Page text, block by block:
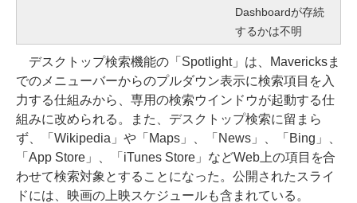
Dashboardが存続
するかは不明
デスクトップ検索機能の「Spotlight」は、Mavericksま
でのメニューバーからのプルダウン表示に検索項目を入
力する仕組みから、専用の検索ウインドウが起動する仕
組みに改められる。また、デスクトップ検索に留まら
ず、「Wikipedia」や「Maps」、「News」、「Bing」、
「App Store」、「iTunes Store」などWeb上の項目を合
わせて検索対象とすることになった。公開されたスライ
ドには、映画の上映スケジュールも含まれている。